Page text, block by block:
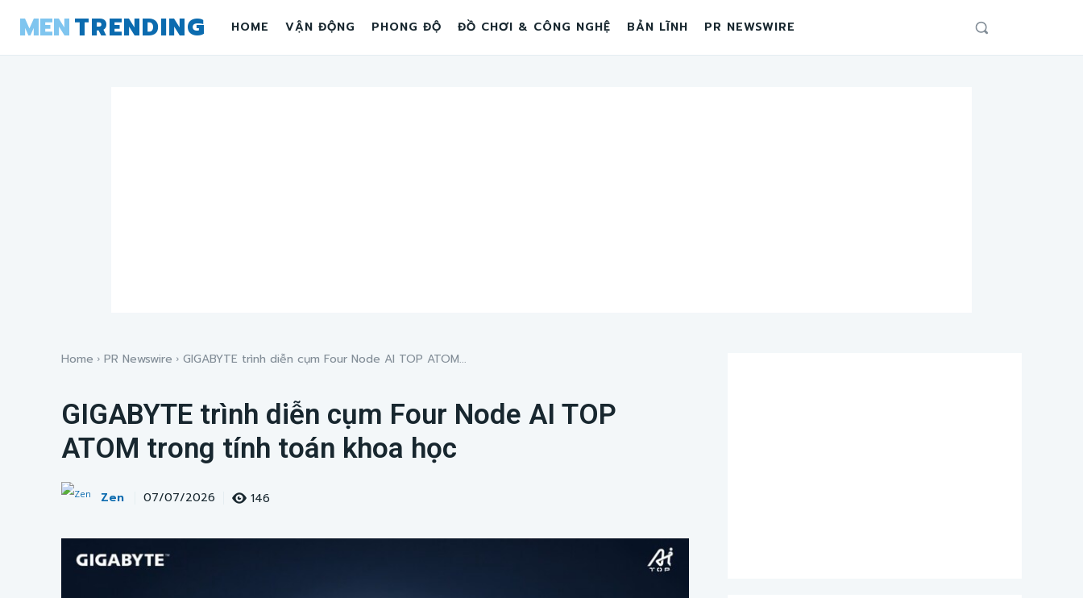
MENTRENDING HOME VẬN ĐỘNG PHONG ĐỘ ĐỒ CHƠI & CÔNG NGHỆ BẢN LĨNH PR NEWSWIRE
Home PR Newswire GIGABYTE trình diễn cụm Four Node AI TOP ATOM...
GIGABYTE trình diễn cụm Four Node AI TOP
ATOM trong tính toán khoa học
Zen 07/07/2026 146